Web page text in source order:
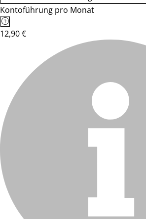
Kontoführung pro Monat
12,90 €